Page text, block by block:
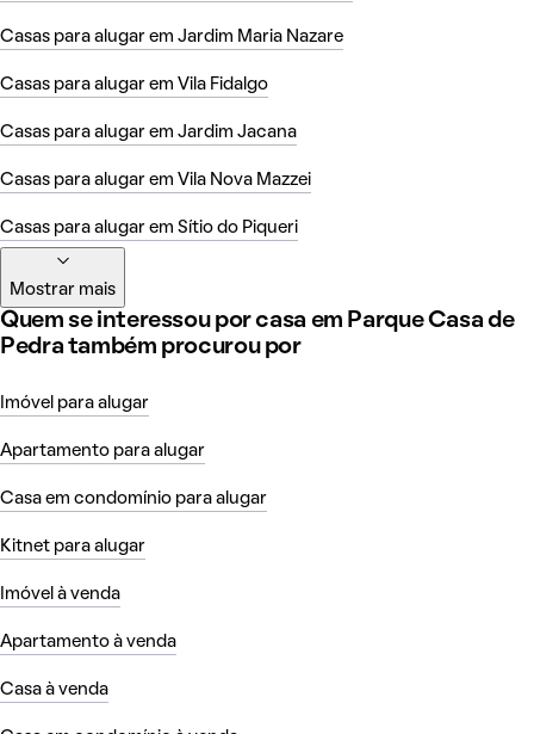
Casas para alugar em Jardim Maria Nazare
Casas para alugar em Vila Fidalgo
Casas para alugar em Jardim Jacana
Casas para alugar em Vila Nova Mazzei
Casas para alugar em Sítio do Piqueri
Mostrar mais
Quem se interessou por casa em Parque Casa de
Pedra também procurou por
Imóvel para alugar
Apartamento para alugar
Casa em condomínio para alugar
Kitnet para alugar
Imóvel à venda
Apartamento à venda
Casa à venda